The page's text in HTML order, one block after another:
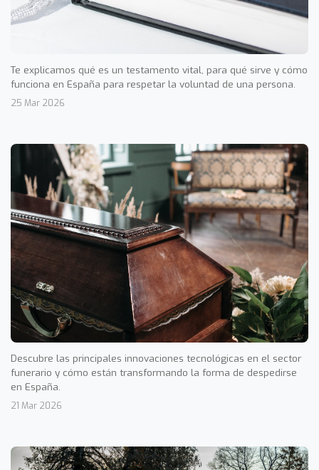
Te explicamos qué es un testamento vital, para qué sirve y cómo
funciona en España para respetar la voluntad de una persona.
25 Mar 2026
Descubre las principales innovaciones tecnológicas en el sector
funerario y cómo están transformando la forma de despedirse
en España.
21 Mar 2026